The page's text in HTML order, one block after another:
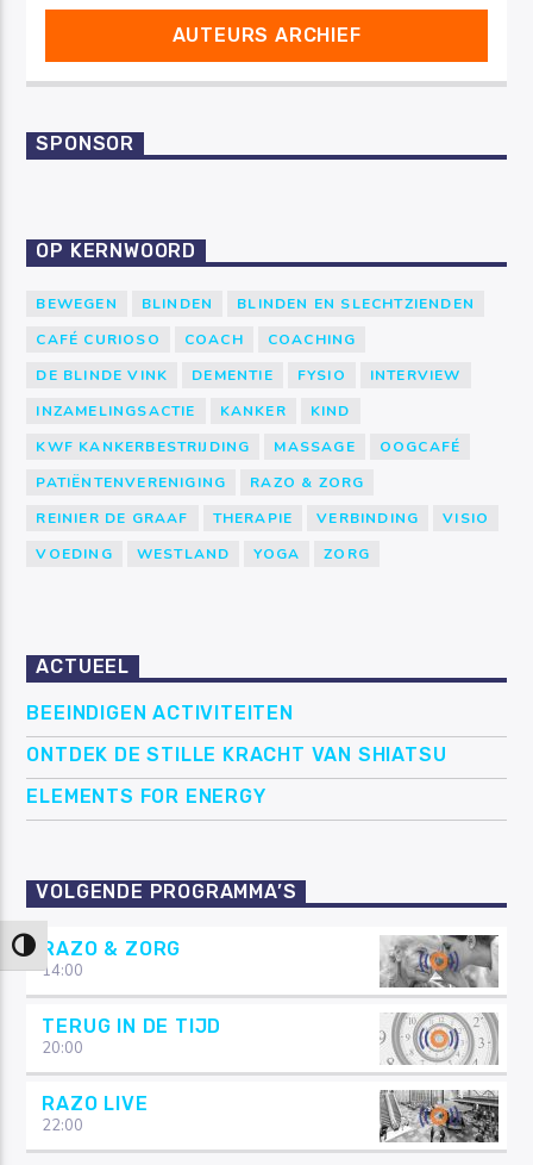
Keuze voor hoog contrast
AUTEURS ARCHIEF
SPONSOR
OP KERNWOORD
BEWEGEN BLINDEN
BLINDEN EN SLECHTZIENDEN
CAFÉ CURIOSO
COACH
COACHING
DE BLINDE VINK
DEMENTIE FYSIO
INTERVIEW
INZAMELINGSACTIE
KANKER
KIND
KWF KANKERBESTRIJDING
MASSAGE
OOGCAFÉ
PATIËNTENVERENIGING
RAZO & ZORG
REINIER DE GRAAF
THERAPIE VERBINDING
VISIO
VOEDING
WESTLAND YOGA ZORG
ACTUEEL
BEEINDIGEN ACTIVITEITEN
ONTDEK DE STILLE KRACHT VAN SHIATSU
ELEMENTS FOR ENERGY
VOLGENDE PROGRAMMA’S
RAZO & ZORG
14:00
TERUG IN DE TIJD
20:00
RAZO LIVE
22:00